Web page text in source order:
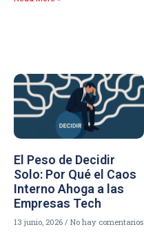
El Peso de Decidir
Solo: Por Qué el Caos
Interno Ahoga a las
Empresas Tech
13 junio, 2026 No hay comentarios